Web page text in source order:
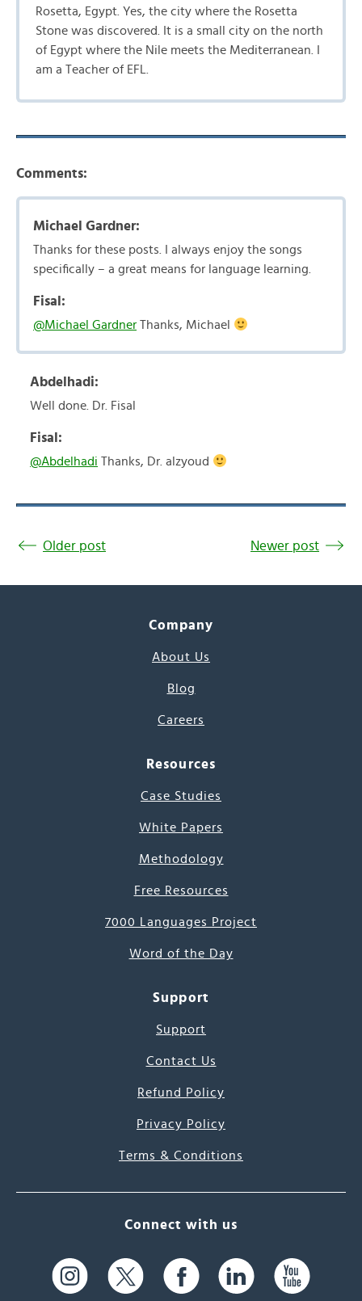
Rosetta, Egypt. Yes, the city where the Rosetta
Stone was discovered. It is a small city on the north
of Egypt where the Nile meets the Mediterranean. I
am a Teacher of EFL.
Comments:
Michael Gardner:
Thanks for these posts. I always enjoy the songs
specifically – a great means for language learning.
Fisal:
@Michael Gardner Thanks, Michael
Abdelhadi:
Well done. Dr. Fisal
Fisal:
@Abdelhadi Thanks, Dr. alzyoud
Older post Newer post
Company
About Us
Blog
Careers
Resources
Case Studies
White Papers
Methodology
Free Resources
7000 Languages Project
Word of the Day
Support
Support
Contact Us
Refund Policy
Privacy Policy
Terms & Conditions
Connect with us